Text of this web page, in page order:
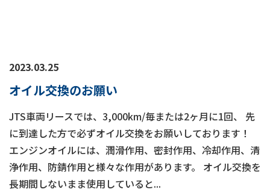
2023.03.25
オイル交換のお願い
JTS車両リースでは、3,000km/毎または2ヶ月に1回、 先
に到達した方で必ずオイル交換をお願いしております！
エンジンオイルには、潤滑作用、密封作用、冷却作用、清
浄作用、防錆作用と様々な作用があります。 オイル交換を
長期間しないまま使用していると...